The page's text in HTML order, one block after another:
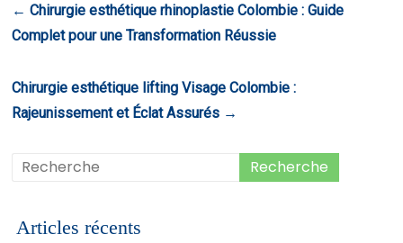
← Chirurgie esthétique rhinoplastie Colombie : Guide
Complet pour une Transformation Réussie
Chirurgie esthétique lifting Visage Colombie :
Rajeunissement et Éclat Assurés →
Articles récents